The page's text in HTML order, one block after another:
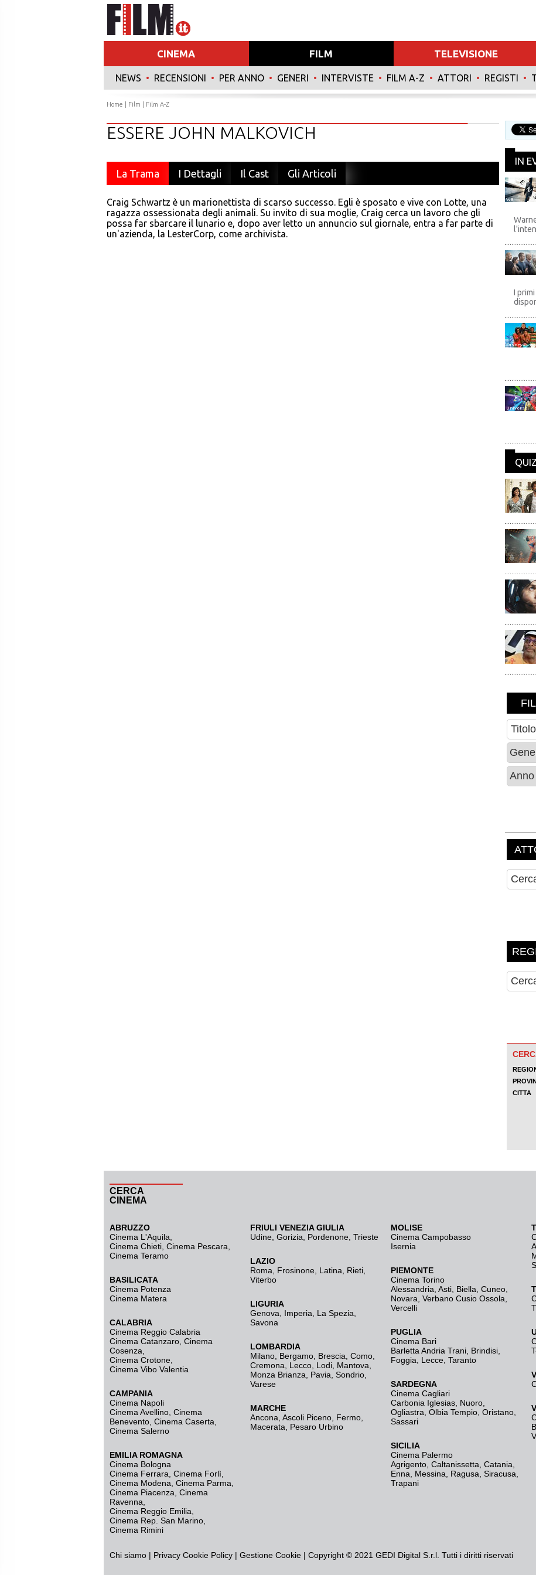
CINEMA FILM TELEVISIONE
NEWS • RECENSIONI • PER ANNO • GENERI • INTERVISTE • FILM A-Z • ATTORI • REGISTI •
Home Film Film A-Z
ESSERE JOHN MALKOVICH
La Trama I Dettagli Il Cast Gli Articoli
Craig Schwartz è un marionettista di scarso successo. Egli è sposato e vive con Lotte, una
ragazza ossessionata degli animali. Su invito di sua moglie, Craig cerca un lavoro che gli
possa far sbarcare il lunario e, dopo aver letto un annuncio sul giornale, entra a far parte di
un'azienda, la LesterCorp, come archivista.
IN
WB
I
Disney+
Universal
QUIZ
CERCA
CINEMA
ABRUZZO
Cinema L'Aquila
Cinema Chieti, Cinema Pescara,
Cinema Teramo
BASILICATA
Cinema Potenza
Cinema Matera
CALABRIA
Cinema Reggio Calabria
Cinema Catanzaro Cinema
Cosenza
Cinema Crotone
Cinema Vibo Valentia
CAMPANIA
Cinema Napoli
Cinema Avellino Cinema
Benevento Cinema Caserta
Cinema Salerno
EMILIA ROMAGNA
Cinema Bologna
Cinema Ferrara Cinema Forlì
Cinema Modena Cinema Parma
Cinema Piacenza Cinema
Ravenna
Cinema Reggio Emilia
Cinema Rep. San Marino
Cinema Rimini
FRIULI VENEZIA GIULIA
Udine Gorizia Pordenone Trieste
LAZIO
Roma
Frosinone Latina Rieti
Viterbo
LIGURIA
Genova
Imperia La Spezia
Savona
LOMBARDIA
Milano Bergamo Brescia, Como
Cremona
Lecco Lodi Mantova
Monza Brianza
Pavia Sondrio
Varese
MARCHE
Ancona Ascoli Piceno Fermo
Macerata
Pesaro Urbino
MOLISE
Cinema Campobasso
Isernia
PIEMONTE
Cinema Torino
Alessandria Asti Biella Cuneo
Novara Verbano Cusio Ossola
Vercelli
PUGLIA
Cinema Bari
Barletta Andria Trani Brindisi
Foggia
Lecce Taranto
SARDEGNA
Cinema Cagliari
Carbonia Iglesias Nuoro
Ogliastra Olbia Tempio Oristano
Sassari
SICILIA
Cinema Palermo
Agrigento Caltanissetta Catania
Enna
Messina Ragusa Siracusa
Trapani
Chi siamo | Privacy Cookie Policy | Gestione Cookie | Copyright © 2021 GEDI Digital S.r.l. Tutti i diritti riservati